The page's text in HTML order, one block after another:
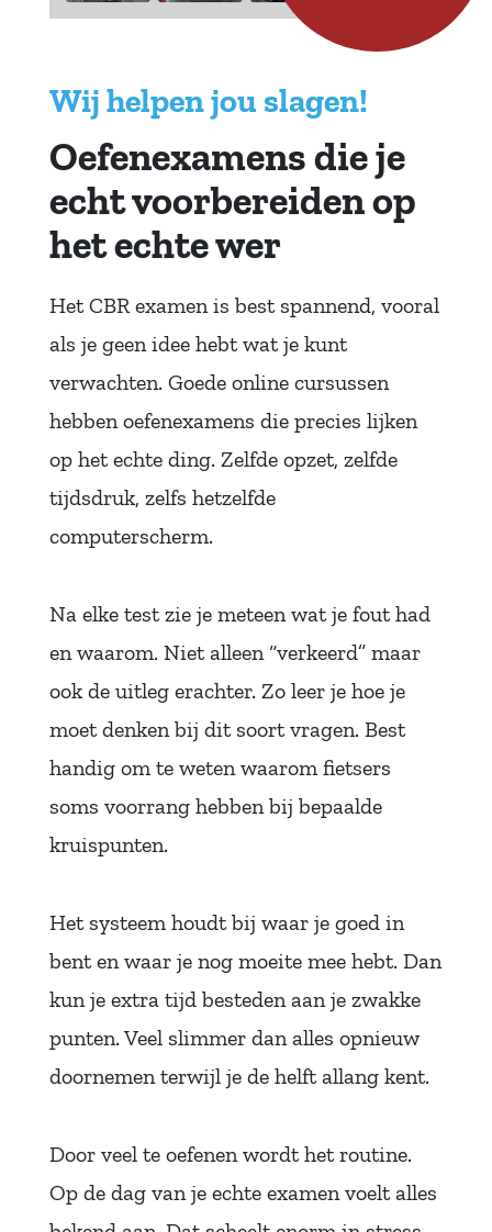
Wij helpen jou slagen!
Oefenexamens die je
echt voorbereiden op
het echte wer
Het CBR examen is best spannend, vooral
als je geen idee hebt wat je kunt
verwachten. Goede online cursussen
hebben oefenexamens die precies lijken
op het echte ding. Zelfde opzet, zelfde
tijdsdruk, zelfs hetzelfde
computerscherm.
Na elke test zie je meteen wat je fout had
en waarom. Niet alleen “verkeerd” maar
ook de uitleg erachter. Zo leer je hoe je
moet denken bij dit soort vragen. Best
handig om te weten waarom fietsers
soms voorrang hebben bij bepaalde
kruispunten.
Het systeem houdt bij waar je goed in
bent en waar je nog moeite mee hebt. Dan
kun je extra tijd besteden aan je zwakke
punten. Veel slimmer dan alles opnieuw
doornemen terwijl je de helft allang kent.
Door veel te oefenen wordt het routine.
Op de dag van je echte examen voelt alles